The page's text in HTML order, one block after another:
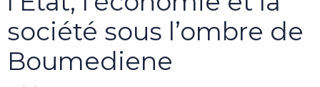
société sous l’ombre de
Boumediene